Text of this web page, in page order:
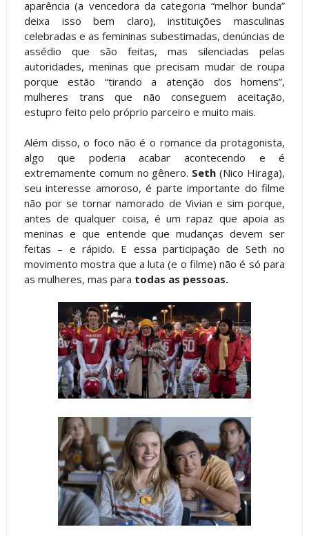
aparência (a vencedora da categoria “melhor bunda”
deixa isso bem claro), instituições masculinas
celebradas e as femininas subestimadas, denúncias de
assédio que são feitas, mas silenciadas pelas
autoridades, meninas que precisam mudar de roupa
porque estão “tirando a atenção dos homens”,
mulheres trans que não conseguem aceitação,
estupro feito pelo próprio parceiro e muito mais.
Além disso, o foco não é o romance da protagonista,
algo que poderia acabar acontecendo e é
extremamente comum no gênero. Seth (Nico Hiraga),
seu interesse amoroso, é parte importante do filme
não por se tornar namorado de Vivian e sim porque,
antes de qualquer coisa, é um rapaz que apoia as
meninas e que entende que mudanças devem ser
feitas – e rápido. E essa participação de Seth no
movimento mostra que a luta (e o filme) não é só para
as mulheres, mas para todas as pessoas.